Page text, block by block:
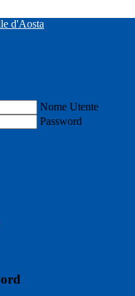
Nome Utente
Password